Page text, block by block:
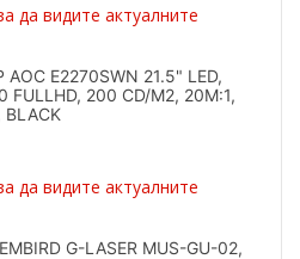
да видите актуалните
E2270SWN 21.5" LED,
FULLHD, 200 CD/M2, 20M:1,
BLACK
да видите актуалните
G-LASER MUS-GU-02,